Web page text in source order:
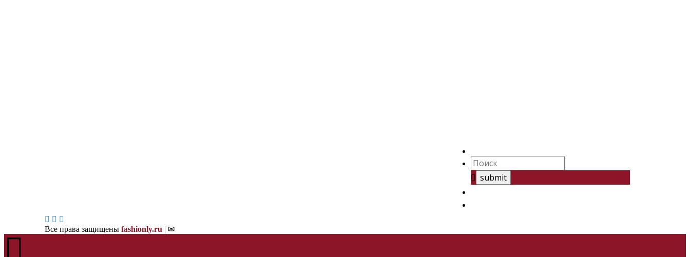
Все права защищены fashionly.ru | ✉